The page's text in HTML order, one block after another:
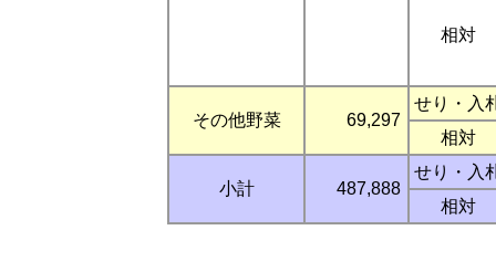
相対
その他野菜 69,297
せり・入
相対
小計 487,888
せり・入
相対